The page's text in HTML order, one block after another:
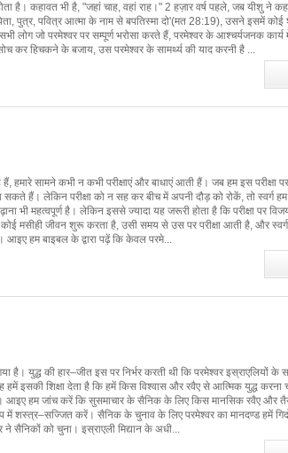
है। कहावत भी है, "जहां चाह, वहां राह।" 2 हज़ार वर्ष पहले, जब यीशु ने
पुत्र, पवित्र आत्मा के नाम से बपतिस्मा दो'(मत 28:19), उसने इसमें कोई
लोग जो परमेश्वर पर सम्पूर्ण भरोसा करते हैं, परमेश्वर के आश्चर्यजनक
कर हिचकने के बजाय, उस परमेश्वर के सामर्थ्य की याद करनी है ...
हैं, हमारे सामने कभी न कभी परीक्षाएं और बाधाएं आती हैं। जब हम इस परीक्षा
हैं। लेकिन परीक्षा को न सह कर बीच में अपनी दौड़ को रोकें, तो स्वर्ग हम
भी महत्वपूर्ण है। लेकिन इससे ज्यादा यह जरूरी होता है कि परीक्षा पर
मसीही जीवन शुरू करता है, उसी समय से उस पर परीक्षा आती है, और स्वर्ग
आइए हम बाइबल के द्वारा पढ़ें कि केवल परमे...
है। युद्ध की हार–जीत इस पर निर्भर करती थी कि परमेश्वर इस्राएलियों के
इसकी शिक्षा देता है कि हमें किस विश्वास और रवैए से आत्मिक युद्ध करना
हम जांच करें कि सुसमाचार के सैनिक के लिए किस मानसिक रवैए और
शस्त्र–सज्जित करें। सैनिक के चुनाव के लिए परमेश्वर का मानदण्ड हमें
सैनिकों को चुना। इस्राएली मिद्यान के अधी...